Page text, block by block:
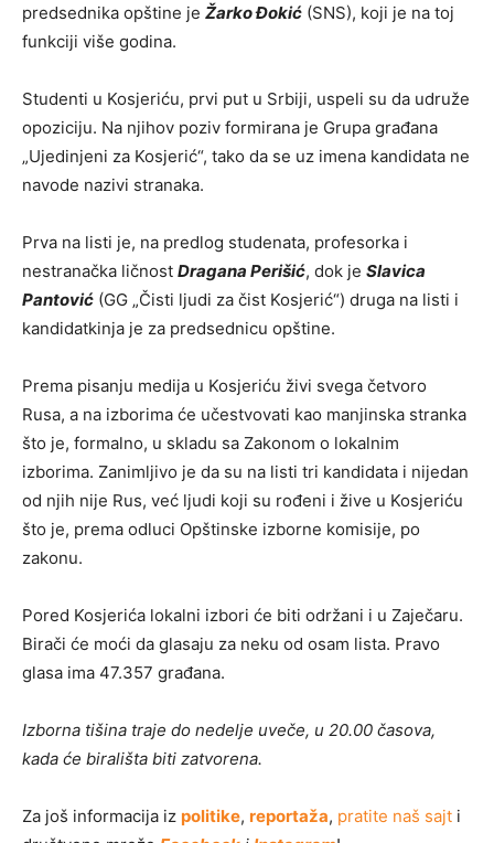
predsednika opštine je Žarko Đokić (SNS), koji je na toj
funkciji više godina.
Studenti u Kosjeriću, prvi put u Srbiji, uspeli su da udruže
opoziciju. Na njihov poziv formirana je Grupa građana
„Ujedinjeni za Kosjerić“, tako da se uz imena kandidata ne
navode nazivi stranaka.
Prva na listi je, na predlog studenata, profesorka i
nestranačka ličnost Dragana Perišić, dok je Slavica
Pantović (GG „Čisti ljudi za čist Kosjerić“) druga na listi i
kandidatkinja je za predsednicu opštine.
Prema pisanju medija u Kosjeriću živi svega četvoro
Rusa, a na izborima će učestvovati kao manjinska stranka
što je, formalno, u skladu sa Zakonom o lokalnim
izborima. Zanimljivo je da su na listi tri kandidata i nijedan
od njih nije Rus, već ljudi koji su rođeni i žive u Kosjeriću
što je, prema odluci Opštinske izborne komisije, po
zakonu.
Pored Kosjerića lokalni izbori će biti održani i u Zaječaru.
Birači će moći da glasaju za neku od osam lista. Pravo
glasa ima 47.357 građana.
Izborna tišina traje do nedelje uveče, u 20.00 časova,
kada će birališta biti zatvorena.
Za još informacija iz politike, reportaža, pratite naš sajt i